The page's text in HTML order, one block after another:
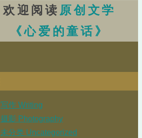
欢迎阅读 原创文学
《心爱的童话》
写作 Writing
摄影 Photography
未分类 Uncategorized